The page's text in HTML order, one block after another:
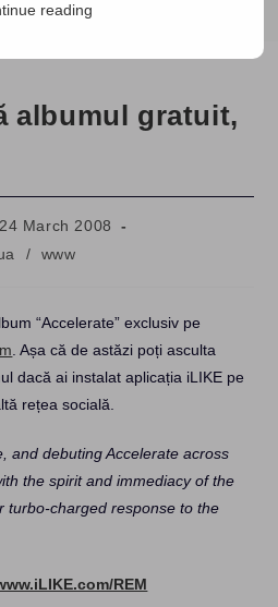
albumul gratuit,
24 March 2008
/ www
“Accelerate” exclusiv pe
. Așa că de astăzi poți asculta
dacă ai instalat aplicația iLIKE pe
rețea socială.
and debuting Accelerate across
the spirit and immediacy of the
turbo-charged response to the
REM
reading